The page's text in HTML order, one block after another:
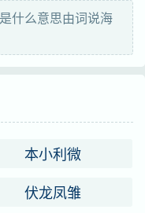
什么意思由词说海
本小利微
伏龙凤雏